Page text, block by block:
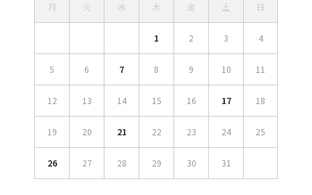
月 火 水 木 金 土 日
1 2 3 4
5 6 7 8 9 10 11
12 13 14 15 16 17 18
19 20 21 22 23 24 25
26 27 28 29 30 31